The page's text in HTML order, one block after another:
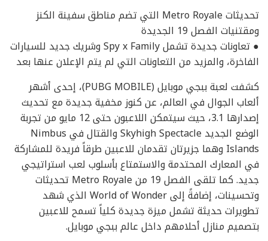
تحديثات Metro Royale التي تضم مناطق سفينة الكنز
ومقتنيات الفصل 19 الجديدة
● تعاونات جديدة تشمل Spy x Family وشريك جديد للسيارات
الفاخرة، والمزيد من التعاونات التي لم يتم الإعلان عنها بعد
كشفت لعبة ببجي موبايل (PUBG MOBILE)، إحدى أشهر
ألعاب الجوال في العالم، عن كنوز مخفية جديدة مع تحديث
إصدارها 3.1، حيث سيتمكن اللاعبون حتى 12 مايو من تجربة
الوضع الجديد Skyhigh Spectacle والقتال في Nimbus
Islands وهما جزيرتان تقدمان للاعبين طرقاً فريدة للمشاركة
في المعارك المحتدمة والاستمتاع بأسلوب لعب استراتيجي
جديد. كما تلقى الفصل 19 من Metro Royale تحديثات
وتحسينات، إضافةً إلى World of Wonder الذي شهد
تطويرات حديثة تشمل ميزة جديدة كلياً تسمح للاعبين
بتصميم منازل أحلامهم داخل عالم ببجي موبايل.